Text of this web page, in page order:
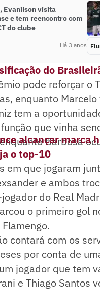
Evanilson visita
e tem reencontro com
do clube
Há 3 anos
do
pode reforçar o
enquanto
tem a
que vinha
Barbosa
alcançar
o top-10
em que jogaram
e ambos
do Real
o primeiro gol
contará com os
por conta de
jogador que tem
e Thiago Santos